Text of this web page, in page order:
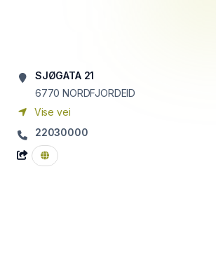
SJØGATA 21
6770 NORDFJORDEID
Vise vei
22030000